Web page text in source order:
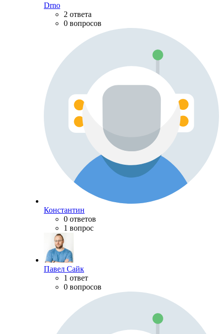
Drno
2 ответа
0 вопросов
Константин
0 ответов
1 вопрос
Павел Сайк
1 ответ
0 вопросов